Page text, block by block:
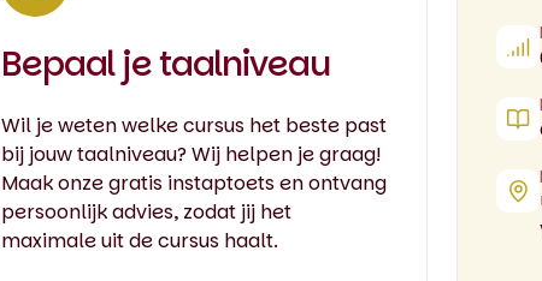
Bepaal je taalniveau
Wil je weten welke cursus het beste past
bij jouw taalniveau? Wij helpen je graag!
Maak onze gratis instaptoets en ontvang
persoonlijk advies, zodat jij het
maximale uit de cursus haalt.